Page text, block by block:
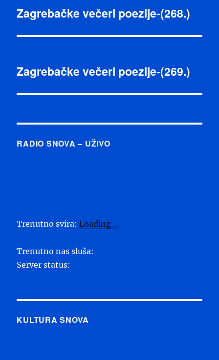
objava
Prethodna
Zagrebačke večeri poezije-(268.)
Sljedeća
Zagrebačke večeri poezije-(269.)
RADIO SNOVA – UŽIVO
Trenutno svira:Loading ...
Trenutno nas sluša:
Server status:
KULTURA SNOVA